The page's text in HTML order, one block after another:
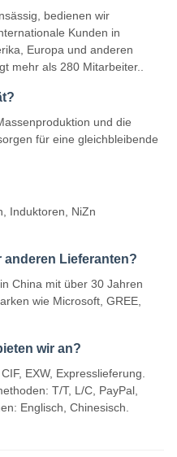
bedienen wir
Kunden in
Europa und anderen
mehr als 280 Mitarbeiter..
und die
für eine gleichbleibende
Induktoren, NiZn
anderen Lieferanten?
China mit über 30 Jahren
wie Microsoft, GREE,
wir an?
EXW, Expresslieferung.
T/T, L/C, PayPal,
Englisch, Chinesisch.